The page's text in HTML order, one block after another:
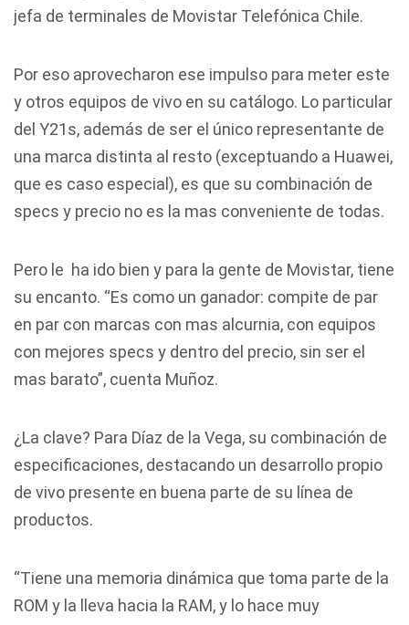
jefa de terminales de Movistar Telefónica Chile.
Por eso aprovecharon ese impulso para meter este
y otros equipos de vivo en su catálogo. Lo particular
del Y21s, además de ser el único representante de
una marca distinta al resto (exceptuando a Huawei,
que es caso especial), es que su combinación de
specs y precio no es la mas conveniente de todas.
Pero le ha ido bien y para la gente de Movistar, tiene
su encanto. “Es como un ganador: compite de par
en par con marcas con mas alcurnia, con equipos
con mejores specs y dentro del precio, sin ser el
mas barato”, cuenta Muñoz.
¿La clave? Para Díaz de la Vega, su combinación de
especificaciones, destacando un desarrollo propio
de vivo presente en buena parte de su línea de
productos.
“Tiene una memoria dinámica que toma parte de la
ROM y la lleva hacia la RAM, y lo hace muy